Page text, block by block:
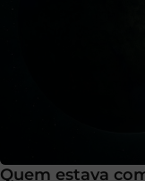
Quem estava